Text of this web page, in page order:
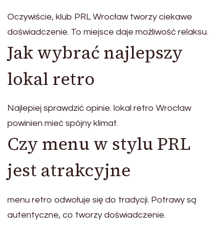
Oczywiście, klub PRL Wrocław tworzy ciekawe
doświadczenie. To miejsce daje możliwość relaksu.
Jak wybrać najlepszy
lokal retro
Najlepiej sprawdzić opinie. lokal retro Wrocław
powinien mieć spójny klimat.
Czy menu w stylu PRL
jest atrakcyjne
menu retro odwołuje się do tradycji. Potrawy są
autentyczne, co tworzy doświadczenie.